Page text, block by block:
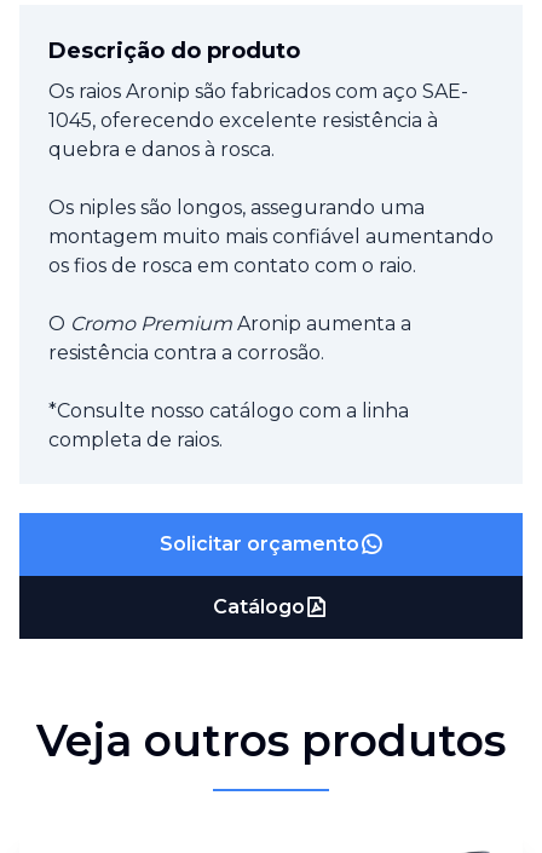
Descrição do produto
Os raios Aronip são fabricados com aço SAE-
1045, oferecendo excelente resistência à
quebra e danos à rosca.
Os niples são longos, assegurando uma
montagem muito mais confiável aumentando
os fios de rosca em contato com o raio.
O Cromo Premium Aronip aumenta a
resistência contra a corrosão.
*Consulte nosso catálogo com a linha
completa de raios.
Solicitar orçamento
Catálogo
Veja outros produtos